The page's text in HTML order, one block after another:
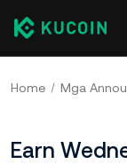
Home Mga
Earn